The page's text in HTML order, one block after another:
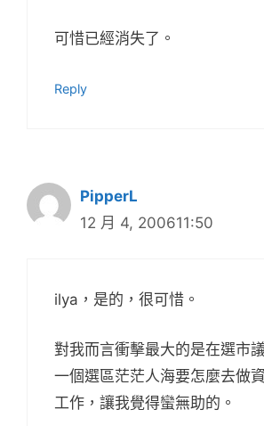
可惜已經消失了。
Reply
PipperL
12 月 4, 200611:50
ilya，是的，很可惜。
對我而言衝擊最大的是在選市
一個選區茫茫人海要怎麼去做
工作，讓我覺得蠻無助的。